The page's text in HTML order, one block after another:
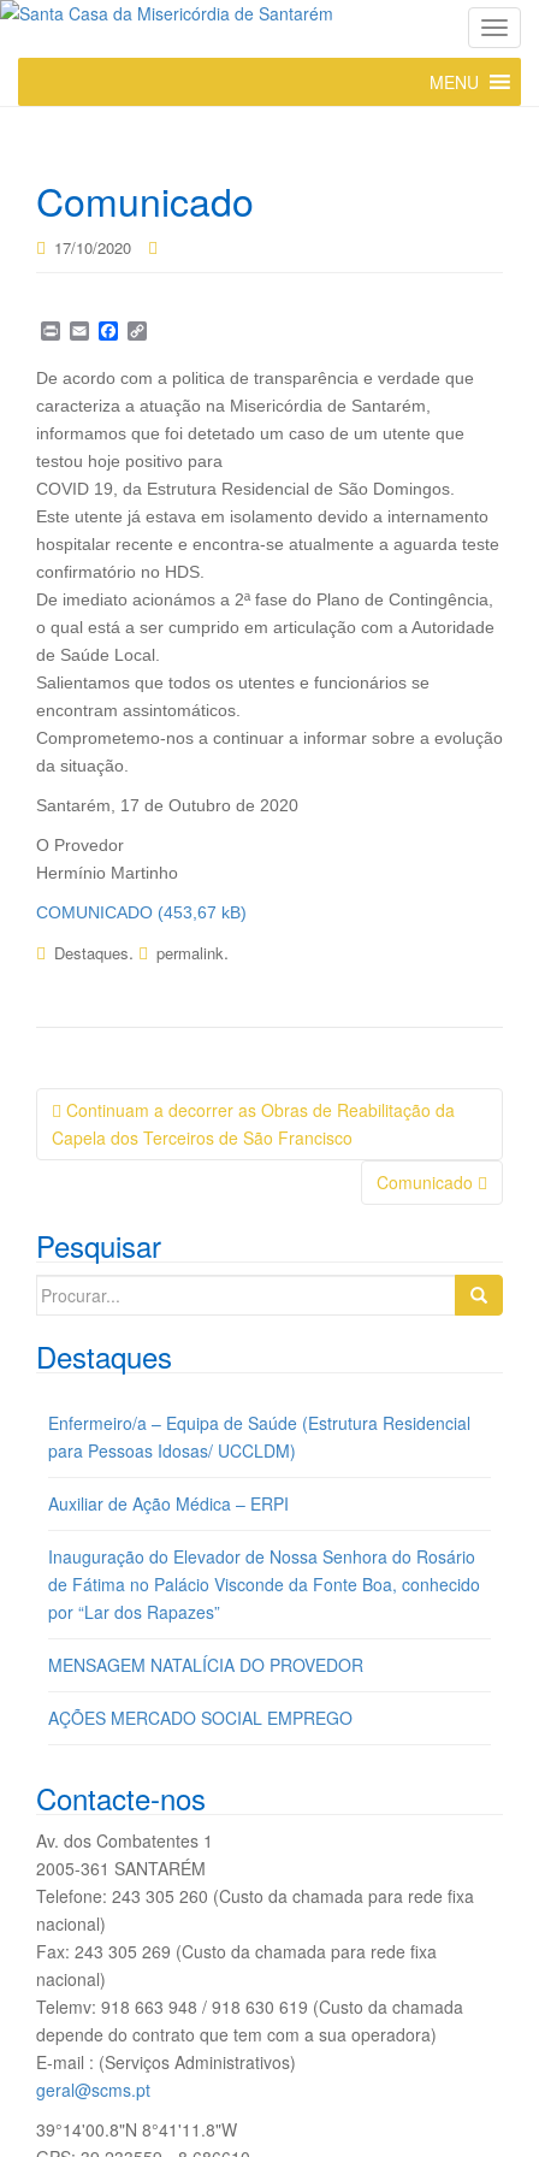
T
o
g
MENU
Comunicado
17/10/2020
P
n
t
E
i
l
e
b
o
o
k
y
L
i
n
k
De acordo com a politica de transparência e verdade que
caracteriza a atuação na Misericórdia de Santarém,
informamos que foi detetado um caso de um utente que
testou hoje positivo para
COVID 19, da Estrutura Residencial de São Domingos.
Este utente já estava em isolamento devido a internamento
hospitalar recente e encontra-se atualmente a aguarda teste
confirmatório no HDS.
De imediato acionámos a 2ª fase do Plano de Contingência,
o qual está a ser cumprido em articulação com a Autoridade
de Saúde Local.
Salientamos que todos os utentes e funcionários se
encontram assintomáticos.
Comprometemo-nos a continuar a informar sobre a evolução
da situação.
Santarém, 17 de Outubro de 2020
O Provedor
Hermínio Martinho
COMUNICADO
Destaques. permalink.
Navegação
da
Continuam a decorrer as Obras de Reabilitação da
Capela dos Terceiros de São Francisco
Comunicado
Pesquisar
Search
Destaques
Enfermeiro/a – Equipa de Saúde (Estrutura Residencial
para Pessoas Idosas/ UCCLDM)
Auxiliar de Ação Médica – ERPI
Inauguração do Elevador de Nossa Senhora do Rosário
de Fátima no Palácio Visconde da Fonte Boa, conhecido
por “Lar dos Rapazes”
MENSAGEM NATALÍCIA DO PROVEDOR
AÇÕES MERCADO SOCIAL EMPREGO
Contacte-nos
Av. dos Combatentes 1
2005-361 SANTARÉM
Telefone: 243 305 260 (Custo da chamada para rede fixa
nacional)
Fax: 243 305 269 (Custo da chamada para rede fixa
nacional)
Telemv: 918 663 948 / 918 630 619 (Custo da chamada
depende do contrato que tem com a sua operadora)
E-mail : (Serviços Administrativos)
geral@scms.pt
39°14'00.8"N 8°41'11.8"W